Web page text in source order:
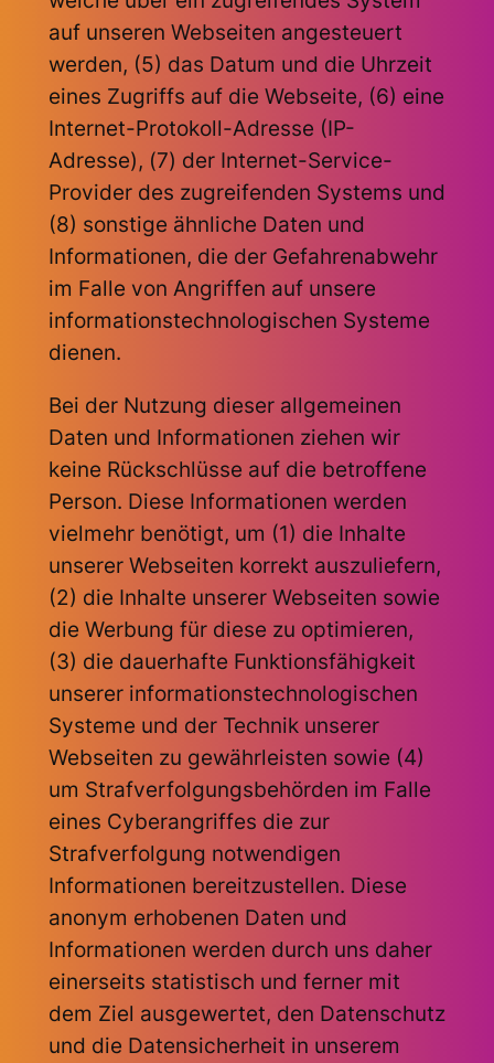
auf unseren Webseiten angesteuert
werden, (5) das Datum und die Uhrzeit
eines Zugriffs auf die Webseite, (6) eine
Internet-Protokoll-Adresse (IP-
Adresse), (7) der Internet-Service-
Provider des zugreifenden Systems und
(8) sonstige ähnliche Daten und
Informationen, die der Gefahrenabwehr
im Falle von Angriffen auf unsere
informationstechnologischen Systeme
dienen.
Bei der Nutzung dieser allgemeinen
Daten und Informationen ziehen wir
keine Rückschlüsse auf die betroffene
Person. Diese Informationen werden
vielmehr benötigt, um (1) die Inhalte
unserer Webseiten korrekt auszuliefern,
(2) die Inhalte unserer Webseiten sowie
die Werbung für diese zu optimieren,
(3) die dauerhafte Funktionsfähigkeit
unserer informationstechnologischen
Systeme und der Technik unserer
Webseiten zu gewährleisten sowie (4)
um Strafverfolgungsbehörden im Falle
eines Cyberangriffes die zur
Strafverfolgung notwendigen
Informationen bereitzustellen. Diese
anonym erhobenen Daten und
Informationen werden durch uns daher
einerseits statistisch und ferner mit
dem Ziel ausgewertet, den Datenschutz
und die Datensicherheit in unserem